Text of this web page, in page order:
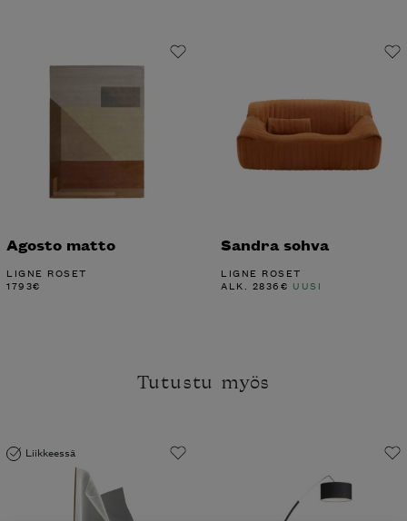
Agosto matto
LIGNE ROSET
1793€
Sandra sohva
LIGNE ROSET
ALK. 2836€ UUSI
Tutustu myös
Liikkeessä